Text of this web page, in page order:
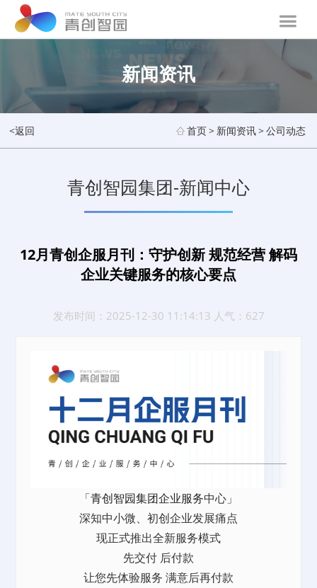
新闻资讯
<返回 首页> 新闻资讯>公司动态
青创智园集团-新闻中心
12月青创企服月刊：守护创新 规范经营 解码
企业关键服务的核心要点
发布时间：2025-12-30 11:14:13 人气：627
「青创智园集团企业服务中心」
深知中小微、初创企业发展痛点
现正式推出全新服务模式
先交付 后付款
让您先体验服务 满意后再付款